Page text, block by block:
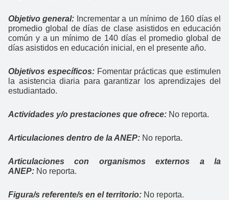
Objetivo general: Incrementar a un mínimo de 160 días el
promedio global de días de clase asistidos en educación
común y a un mínimo de 140 días el promedio global de
días asistidos en educación inicial, en el presente año.
Objetivos específicos: Fomentar prácticas que estimulen
la asistencia diaria para garantizar los aprendizajes del
estudiantado.
Actividades y/o prestaciones que ofrece: No reporta.
Articulaciones dentro de la ANEP: No reporta.
Articulaciones con organismos externos a la
ANEP: No reporta.
Figura/s referente/s en el territorio: No reporta.